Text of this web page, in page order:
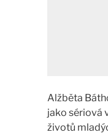
Alžběta
jako sériová
životů